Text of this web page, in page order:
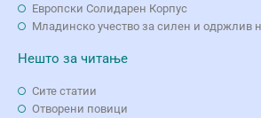
Европски Солидарен Корпус
Младинско учество за силен и одржлив
Нешто за читање
Сите статии
Отворени повици